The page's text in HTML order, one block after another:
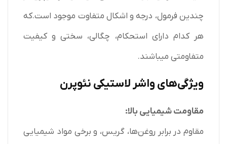
چندین فرمول، درجه و اشکال متفاوت موجود است.که
هر کدام دارای استحکام، چگالی، سختی و کیفیت
متفاومتی میباشند.
ویژگی‌های واشر لاستیکی نئوپرن
مقاومت شیمیایی بالا:
مقاوم در برابر روغن‌ها، گریس، و برخی مواد شیمیایی